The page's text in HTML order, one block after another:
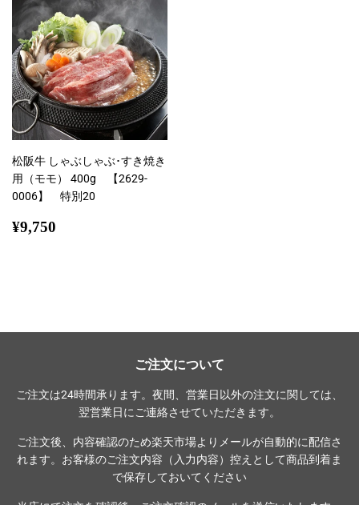
松阪牛 しゃぶしゃぶ･すき焼き
用（モモ） 400g 【2629-
0006】 特別20
通
¥9,750
ご注文について
ご注文は24時間承ります。夜間、営業日以外の注文に関しては、
翌営業日にご連絡させていただきます。
ご注文後、内容確認のため楽天市場よりメールが自動的に配信さ
れます。お客様のご注文内容（入力内容）控えとして商品到着ま
で保存しておいてください